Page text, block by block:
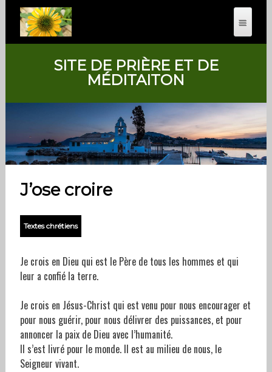
SITE DE PRIÈRE ET DE
MÉDITAITON
J’ose croire
Textes chrétiens
Je crois en Dieu qui est le Père de tous les hommes et qui
leur a confié la terre.
Je crois en Jésus-Christ qui est venu pour nous encourager et
pour nous guérir, pour nous délivrer des puissances, et pour
annoncer la paix de Dieu avec l’humanité.
Il s’est livré pour le monde. Il est au milieu de nous, le
Seigneur vivant.